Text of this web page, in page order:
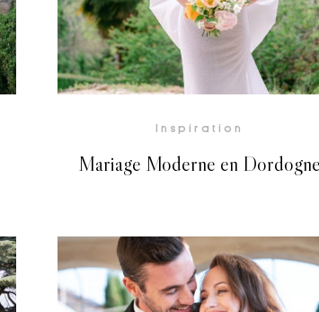
Inspiration
Mariage Moderne en Dordogne